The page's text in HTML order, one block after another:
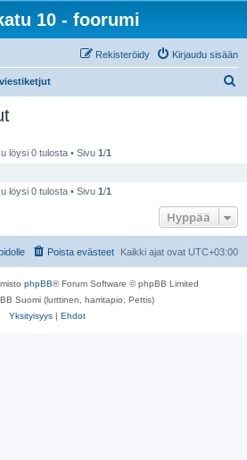
10 - foorumi
Kirjaudu sisään
Rekisteröidy
löysi 0 tulosta • Sivu 1/1
löysi 0 tulosta • Sivu 1/1
Hyppää
Kaikki ajat ovat UTC+03:00
Poista evästeet
phpBB® Forum Software © phpBB Limited
Suomi (lurttinen, harritapio, Pettis)
Yksityisyys | Ehdot